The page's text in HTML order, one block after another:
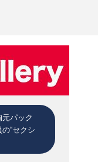
元パック
“セクシ